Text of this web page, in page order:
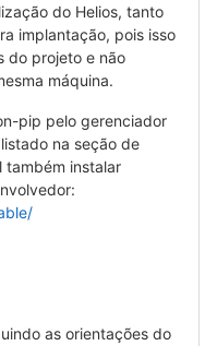
do Helios, tanto
implantação, pois isso
do projeto e não
máquina.
pip pelo gerenciador
na seção de
também instalar
as orientações do